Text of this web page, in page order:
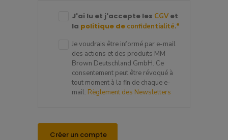
J'ai lu et j'accepte les CGVet
la politique de confidentialité.*
Je voudrais être informé par e-mail
des actions et des produits MM
Brown Deutschland GmbH. Ce
consentement peut être révoqué à
tout moment à la fin de chaque e-
mail. Règlement des Newsletters
Créer un compte